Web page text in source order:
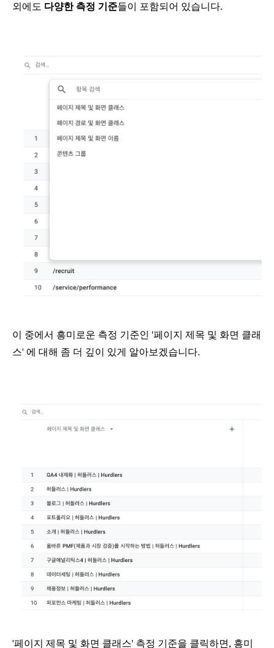
외에도 다양한 측정 기준들이 포함되어 있습니다.
이 중에서 흥미로운 측정 기준인 '페이지 제목 및 화면 클래
스' 에 대해 좀 더 깊이 있게 알아보겠습니다.
'페이지 제목 및 화면 클래스' 측정 기준을 클릭하면, 흥미